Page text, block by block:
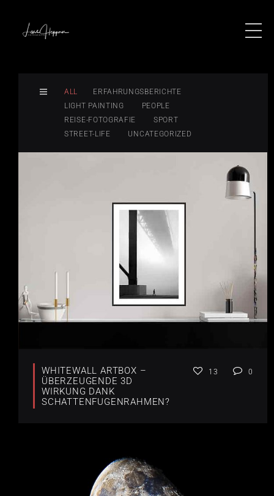
ALL
ERFAHRUNGSBERICHTE
LIGHT PAINTING
PEOPLE
REISE-FOTOGRAFIE
SPORT
STREET-LIFE
UNCATEGORIZED
WHITEWALL ARTBOX –
ÜBERZEUGENDE 3D
WIRKUNG DANK
SCHATTENFUGENRAHMEN?
13 0